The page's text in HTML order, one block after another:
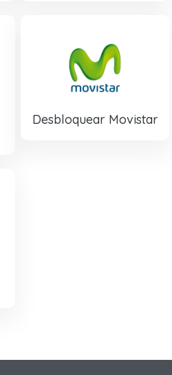
Desbloquear Movistar